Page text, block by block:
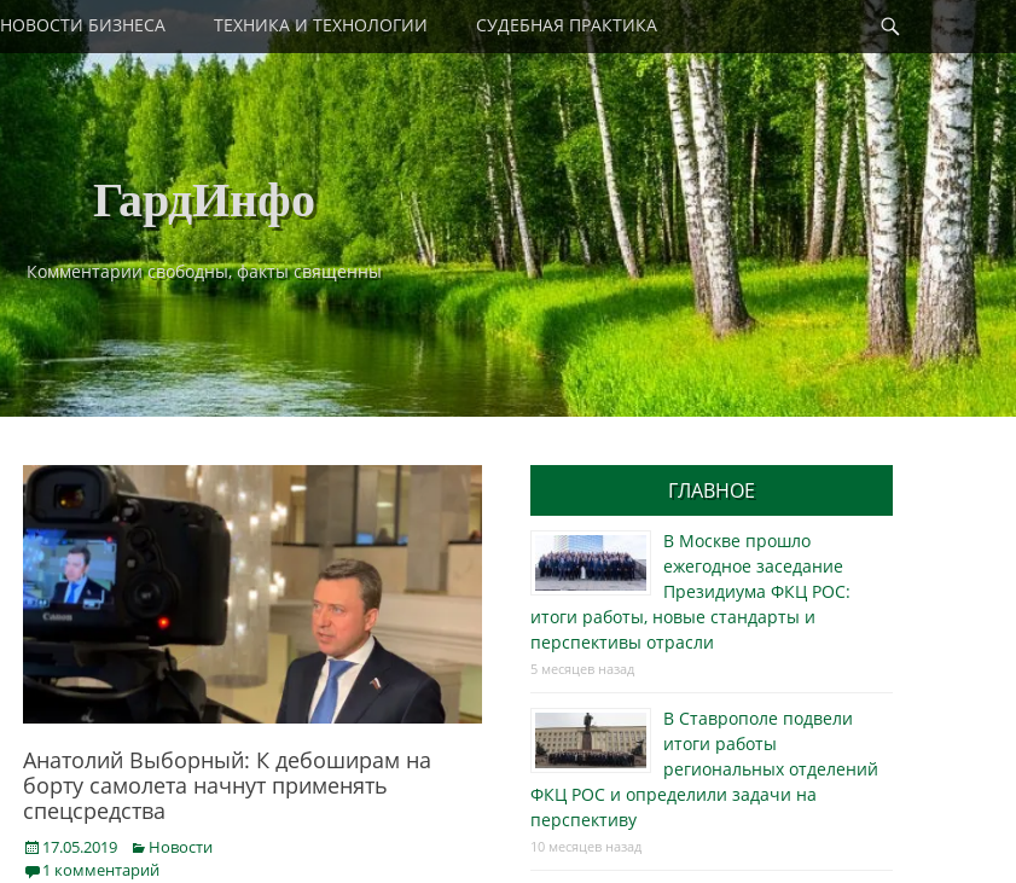
НОВОСТИ БИЗНЕСА ТЕХНИКА И ТЕХНОЛОГИИ СУДЕБНАЯ ПРАКТИКА
Найти
ГардИнфо
Комментарии свободны, факты священны
Анатолий Выборный: К дебоширам на
борту самолета начнут применять
спецсредства
Posted
on
17.05.2019 Categories
Новости
1 комментарий
ГЛАВНОЕ
В Москве прошло
ежегодное заседание
Президиума ФКЦ РОС:
итоги работы, новые стандарты и
перспективы отрасли
5 месяцев назад
В Ставрополе подвели
итоги работы
региональных отделений
ФКЦ РОС и определили задачи на
перспективу
10 месяцев назад